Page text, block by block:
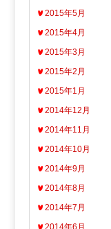
2015年5月
2015年4月
2015年3月
2015年2月
2015年1月
2014年12月
2014年11月
2014年10月
2014年9月
2014年8月
2014年7月